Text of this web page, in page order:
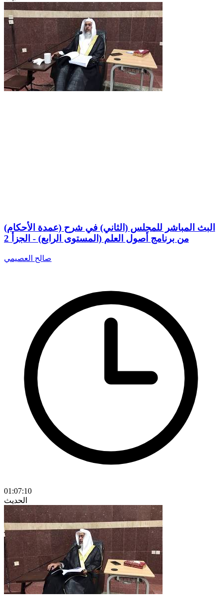
البث المباشر للمجلس (الثاني) في شرح (عمدة الأحكام)
من برنامج أصول العلم (المستوى الرابع) - الجزأ 2
صالح العصيمي
01:07:10
الحديث